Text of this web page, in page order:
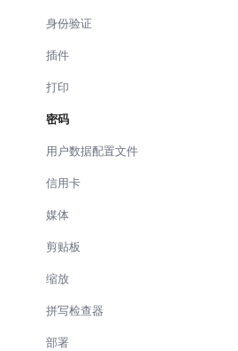
身份验证
插件
打印
密码
用户数据配置文件
信用卡
媒体
剪贴板
缩放
拼写检查器
部署